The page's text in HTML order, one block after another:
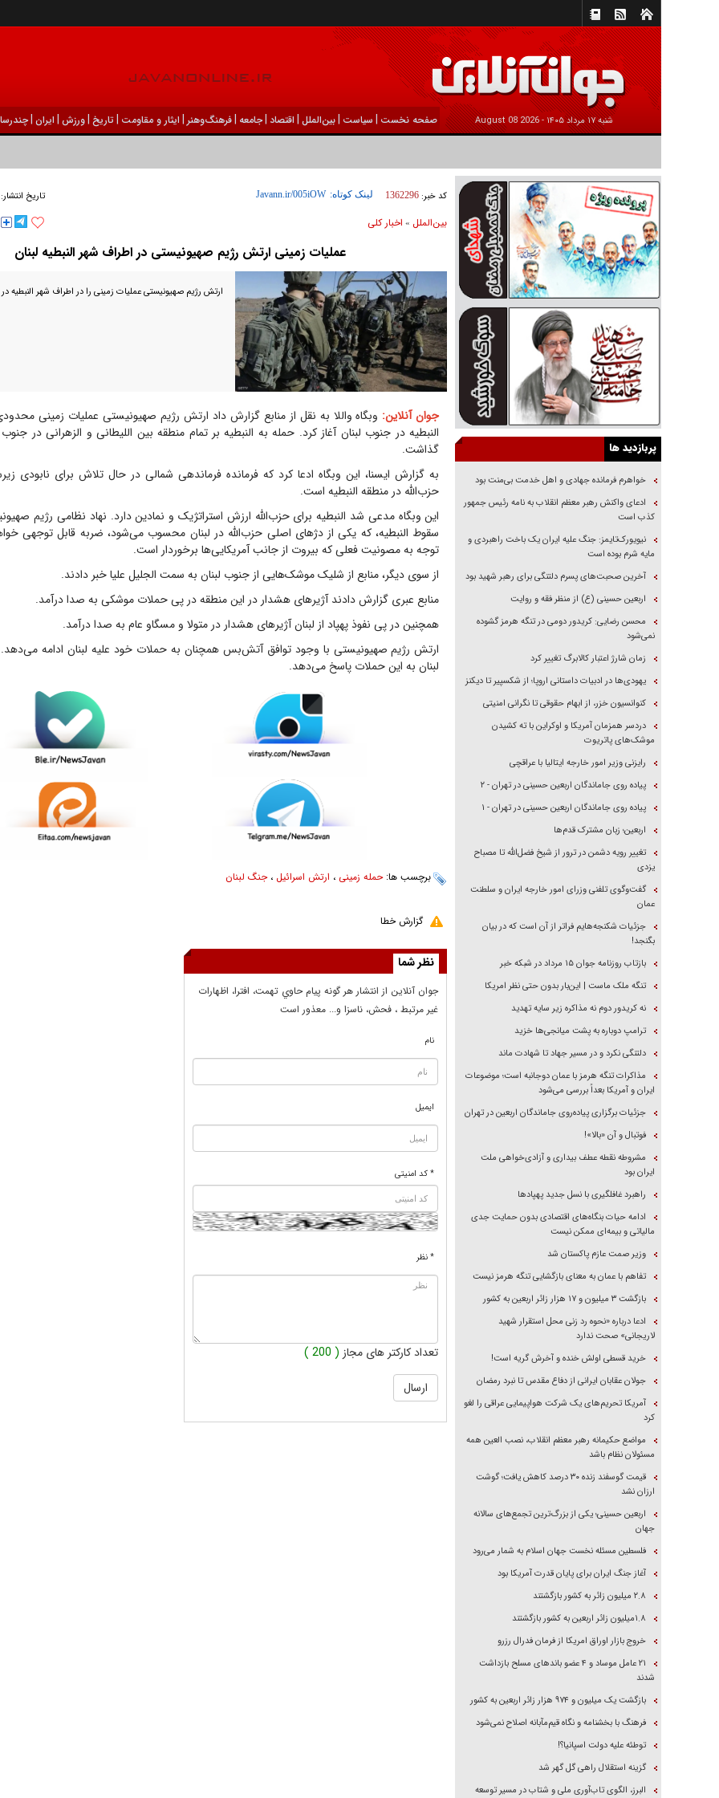
شنبه ۱۷ مرداد ۱۴۰۵ - 2026 August 08 صفحه نخست | سیاست |بين‌الملل | اقتصاد |جامعه |فرهنگ‌و‌هنر | ایثار و مقاومت |تاریخ |ورزش | ايران |
کد خبر: 1362296 لینک کوتاه: تاریخ انتشار:
بين‌الملل » اخبار كلی
عملیات زمینی ارتش رژیم صهیونیستی در اطراف شهر النبطیه لبنان
ارتش رژیم صهیونیستی عملیات زمینی را در اطراف شهر النبطیه در
جوان آنلاین: وبگاه واللا به نقل از منابع گزارش داد ارتش رژیم صهیونیستی عملیات زمینی
النبطیه در جنوب لبنان آغاز کرد. حمله به النبطیه بر تمام منطقه بین اللیطانی و الزهرانی در جنوب
گذاشت.
به گزارش ایسنا، این وبگاه ادعا کرد که فرمانده فرماندهی شمالی در حال تلاش برای نابودی
حزب‌الله در منطقه النبطیه است.
این وبگاه مدعی شد النبطیه برای حزب‌الله ارزش استراتژیک و نمادین دارد. نهاد نظامی رژیم
سقوط النبطیه، که یکی از دژهای اصلی حزب‌الله در لبنان محسوب می‌شود، ضربه قابل توجهی
توجه به مصونیت فعلی که بیروت از جانب آمریکایی‌ها برخوردار است.
از سوی دیگر، منابع از شلیک موشک‌هایی از جنوب لبنان به سمت الجلیل علیا خبر دادند.
منابع عبری گزارش دادند آژیرهای هشدار در این منطقه در پی حملات موشکی به صدا درآمد.
همچنین در پی نفوذ پهپاد از لبنان آژیرهای هشدار در متولا و مسگاو عام به صدا درآمد.
ارتش رژیم صهیونیستی با وجود توافق آتش‌بس همچنان به حملات خود علیه لبنان ادامه
لبنان به این حملات پاسخ می‌دهد.
برچسب ها:حمله زمینی ، ارتش اسرائیل ،جنگ لبنان
گزارش خطا
نظر شما
جوان آنلاين از انتشار هر گونه پيام حاوي تهمت، افترا، اظهارات
غير مرتبط ، فحش، ناسزا و... معذور است
نام
ایمیل
* کد امنیتی
* نظر
تعداد کارکتر های مجاز ( 200 )
پربازدید ها
خواهرم فرمانده جهادی و اهل خدمت بی‌منت بود
ادعای واکنش رهبر معظم انقلاب به نامه رئیس جمهور
کذب است
نیویورک‌تایمز: جنگ علیه ایران یک باخت راهبردی و
مایه شرم بوده است
آخرین صحبت‌های پسرم دلتنگی برای رهبر شهید بود
اربعین حسینی (ع) از منظر فقه و روایت
محسن رضایی: کریدور دومی در تنگه هرمز گشوده
نمی‌شود
زمان شارژ اعتبار کالابرگ تغییر کرد
یهودی‌ها در ادبیات داستانی اروپا؛ از شکسپیر تا دیکنز
کنوانسیون خزر، از ابهام حقوقی تا نگرانی امنیتی
دردسر همزمان آمریکا و اوکراین با ته کشیدن
موشک‌های پاتریوت
رایزنی وزیر امور خارجه ایتالیا با عراقچی
پیاده روی جاماندگان اربعین حسینی در تهران - ۲
پیاده روی جاماندگان اربعین حسینی در تهران - ۱
اربعین؛ زبان مشترک قدم‌ها
تغییر رویه دشمن در ترور از شیخ فضل‌الله تا مصباح
یزدی
گفت‌وگوی تلفنی وزرای امور خارجه ایران و سلطنت
عمان
جزئیات شکنجه‌هایم فراتر از آن است که در بیان
بگنجد!
بازتاب روزنامه جوان ۱۵ مرداد در شبکه خبر
تنگه ملک ماست | این‌بار بدون حتی نظر امریکا
نه کریدور دوم نه مذاکره زیر سایه تهدید
ترامپ دوباره به پشت میانجی‌ها خزید
دلتنگی نکرد و در مسیر جهاد تا شهادت ماند
مذاکرات تنگه هرمز با عمان دوجانبه است؛ موضوعات
ایران و آمریکا بعداً بررسی می‌شود
جزئیات برگزاری پیاده‌روی جاماندگان اربعین در تهران
فوتبال و آن «بالا»!
مشروطه نقطه عطف بیداری و آزادی‌خواهی ملت
ایران بود
راهبرد غافلگیری با نسل جدید پهپاد‌ها
ادامه حیات بنگاه‌های اقتصادی بدون حمایت جدی
مالیاتی و بیمه‌ای ممکن نیست
وزیر صمت عازم پاکستان شد
تفاهم با عمان به معنای بازگشایی تنگه هرمز نیست
بازگشت ۳ میلیون و ۱۷ هزار زائر اربعین به کشور
ادعا درباره «نحوه رد زنی محل استقرار شهید
لاریجانی» صحت ندارد
خرید قسطی اولش خنده و آخرش گریه است!
جولان عقابان ایرانی از دفاع مقدس تا نبرد رمضان
آمریکا تحریم‌های یک شرکت هواپیمایی عراقی را لغو
کرد
مواضع حکیمانه رهبر معظم انقلاب، نصب العین همه
مسئولان نظام باشد
قیمت گوسفند زنده ۳۰ درصد کاهش یافت؛ گوشت
ارزان نشد
اربعین حسینی؛ یکی از بزرگ‌ترین تجمع‌های سالانه
جهان
فلسطین مسئله نخست جهان اسلام به شمار می‌رود
آغاز جنگ ایران برای پایان قدرت آمریکا بود
۲.۸ میلیون زائر به کشور بازگشتند
۱.۸میلیون زائر اربعین به کشور بازگشتند
خروج بازار اوراق امریکا از فرمان فدرال رزرو
۲۱ عامل موساد و ۴ عضو باند‌های مسلح بازداشت
شدند
بازگشت یک میلیون و ۹۷۴ هزار زائر اربعین به کشور
فرهنگ با بخشنامه و نگاه قیم‌مآبانه اصلاح نمی‌شود
توطئه علیه دولت اسپانیا؟!
گزینه استقلال راهی گل گهر شد
البرز، الگوی تاب‌آوری ملی و شتاب در مسیر توسعه